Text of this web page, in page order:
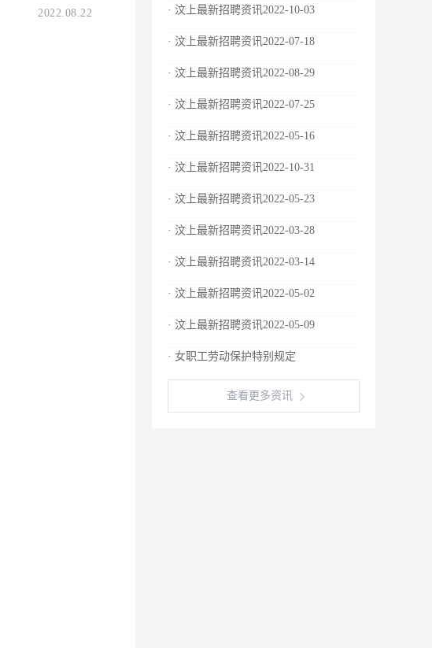
2022.08.22 · 汶上最新招聘资讯2022-10-03
· 汶上最新招聘资讯2022-07-18
· 汶上最新招聘资讯2022-08-29
· 汶上最新招聘资讯2022-07-25
· 汶上最新招聘资讯2022-05-16
· 汶上最新招聘资讯2022-10-31
· 汶上最新招聘资讯2022-05-23
· 汶上最新招聘资讯2022-03-28
· 汶上最新招聘资讯2022-03-14
· 汶上最新招聘资讯2022-05-02
· 汶上最新招聘资讯2022-05-09
· 女职工劳动保护特别规定
查看更多资讯